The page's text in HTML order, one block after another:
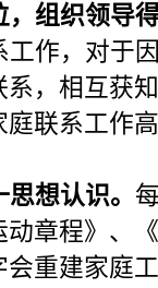
组织领导
作，对于
，相互获
联系工作
。
想认识。
动章程》、
会重建家庭